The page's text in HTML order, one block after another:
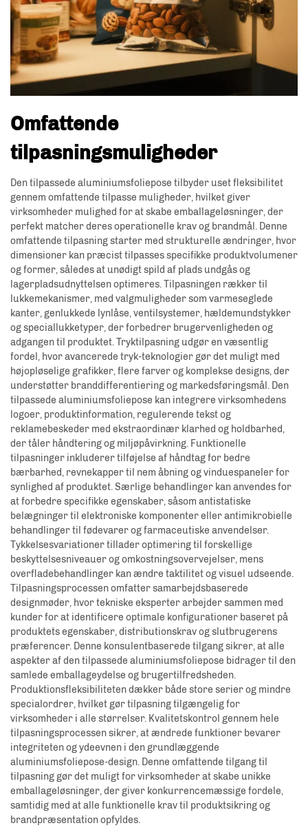
Omfattende
tilpasningsmuligheder
Den tilpassede aluminiumsfoliepose tilbyder uset fleksibilitet
gennem omfattende tilpasse muligheder, hvilket giver
virksomheder mulighed for at skabe emballageløsninger, der
perfekt matcher deres operationelle krav og brandmål. Denne
omfattende tilpasning starter med strukturelle ændringer, hvor
dimensioner kan præcist tilpasses specifikke produktvolumener
og former, således at unødigt spild af plads undgås og
lagerpladsudnyttelsen optimeres. Tilpasningen rækker til
lukkemekanismer, med valgmuligheder som varmeseglede
kanter, genlukkede lynlåse, ventilsystemer, hældemundstykker
og speciallukketyper, der forbedrer brugervenligheden og
adgangen til produktet. Tryktilpasning udgør en væsentlig
fordel, hvor avancerede tryk-teknologier gør det muligt med
højopløselige grafikker, flere farver og komplekse designs, der
understøtter branddifferentiering og markedsføringsmål. Den
tilpassede aluminiumsfoliepose kan integrere virksomhedens
logoer, produktinformation, regulerende tekst og
reklamebeskeder med ekstraordinær klarhed og holdbarhed,
der tåler håndtering og miljøpåvirkning. Funktionelle
tilpasninger inkluderer tilføjelse af håndtag for bedre
bærbarhed, revnekapper til nem åbning og vinduespaneler for
synlighed af produktet. Særlige behandlinger kan anvendes for
at forbedre specifikke egenskaber, såsom antistatiske
belægninger til elektroniske komponenter eller antimikrobielle
behandlinger til fødevarer og farmaceutiske anvendelser.
Tykkelsesvariationer tillader optimering til forskellige
beskyttelsesniveauer og omkostningsovervejelser, mens
overfladebehandlinger kan ændre taktilitet og visuel udseende.
Tilpasningsprocessen omfatter samarbejdsbaserede
designmøder, hvor tekniske eksperter arbejder sammen med
kunder for at identificere optimale konfigurationer baseret på
produktets egenskaber, distributionskrav og slutbrugerens
præferencer. Denne konsulentbaserede tilgang sikrer, at alle
aspekter af den tilpassede aluminiumsfoliepose bidrager til den
samlede emballageydelse og brugertilfredsheden.
Produktionsfleksibiliteten dækker både store serier og mindre
specialordrer, hvilket gør tilpasning tilgængelig for
virksomheder i alle størrelser. Kvalitetskontrol gennem hele
tilpasningsprocessen sikrer, at ændrede funktioner bevarer
integriteten og ydeevnen i den grundlæggende
aluminiumsfoliepose-design. Denne omfattende tilgang til
tilpasning gør det muligt for virksomheder at skabe unikke
emballageløsninger, der giver konkurrencemæssige fordele,
samtidig med at alle funktionelle krav til produktsikring og
brandpræsentation opfyldes.